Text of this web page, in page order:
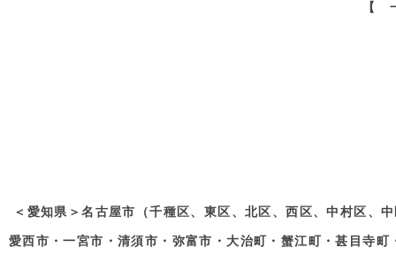
【
＜愛知県＞名古屋市（千種区、東区、北区、西区、中村区、
愛西市・一宮市・清須市・弥富市・大治町・蟹江町・甚目寺